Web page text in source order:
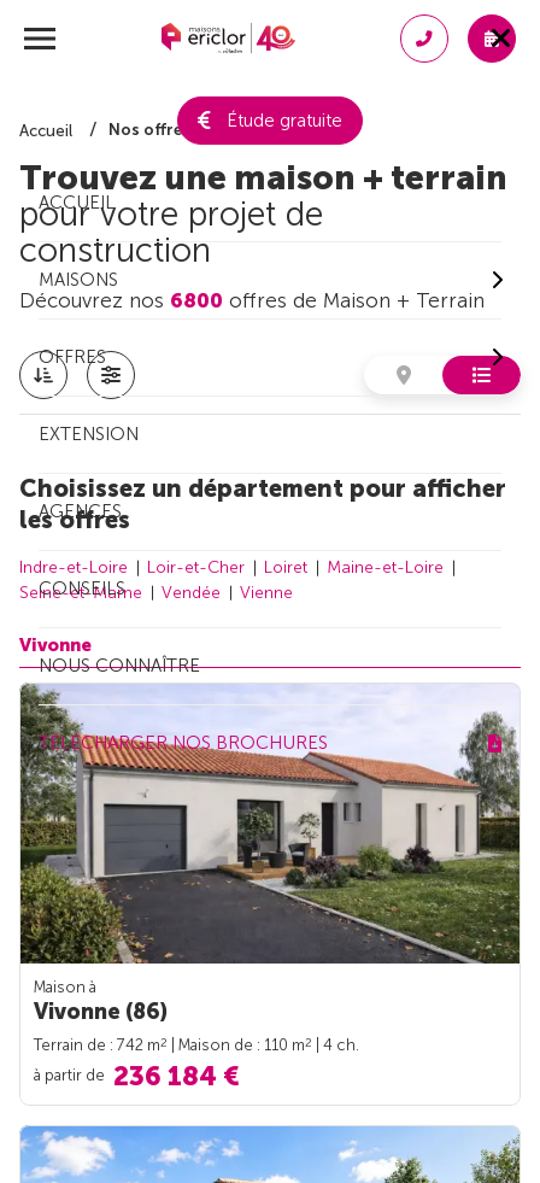
Étude gratuite
ACCUEIL
MAISONS
OFFRES
EXTENSION
AGENCES
CONSEILS
NOUS CONNAÎTRE
TÉLÉCHARGER NOS BROCHURES
Accueil Nos offres de maison + terrain
Trouvez une maison + terrain
pour votre projet de
construction
Découvrez nos 6800 offres de Maison + Terrain
Choisissez un département pour afficher
les offres
Indre-et-Loire Loir-et-Cher Loiret
Maine-et-Loire
Seine-et-Marne
Vendée Vienne
Vivonne
Maison à
Vivonne (86)
Terrain de : 742 m2 | Maison de : 110 m2
| 4 ch.
à partir de 236 184 €